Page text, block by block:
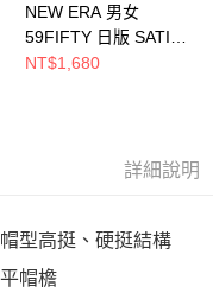
NEW ERA 男女
59FIFTY 日版 SATIN
NEW ERA 黑
NT$1,680
詳細說明
帽型高挺、硬挺結構
平帽檐